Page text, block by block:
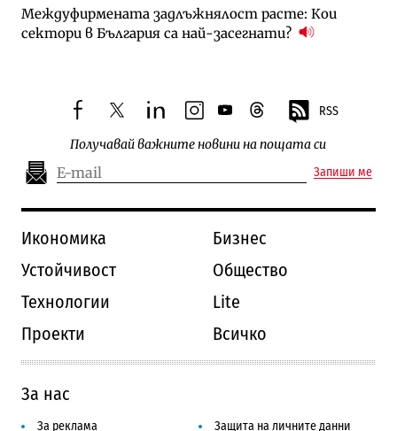
Междуфирмената задлъжнялост расте: Кои
сектори в България са най-засегнати?
facebooktwitterlinkedininstagram
youtubethreads RSS
Получавай важните новини на пощата си
Запиши ме
Икономика
Бизнес
Устойчивост
Общество
Технологии
Lite
Проекти
Всичко
За нас
За реклама Защита на личните данни